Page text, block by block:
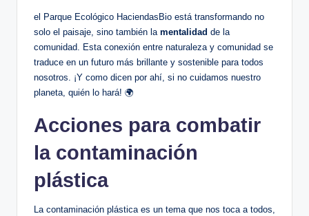
el Parque Ecológico HaciendasBio está transformando no
solo el paisaje, sino también la mentalidad de la
comunidad. Esta conexión entre naturaleza y comunidad se
traduce en un futuro más brillante y sostenible para todos
nosotros. ¡Y como dicen por ahí, si no cuidamos nuestro
planeta, quién lo hará! 🌍
Acciones para combatir
la contaminación
plástica
La contaminación plástica es un tema que nos toca a todos,